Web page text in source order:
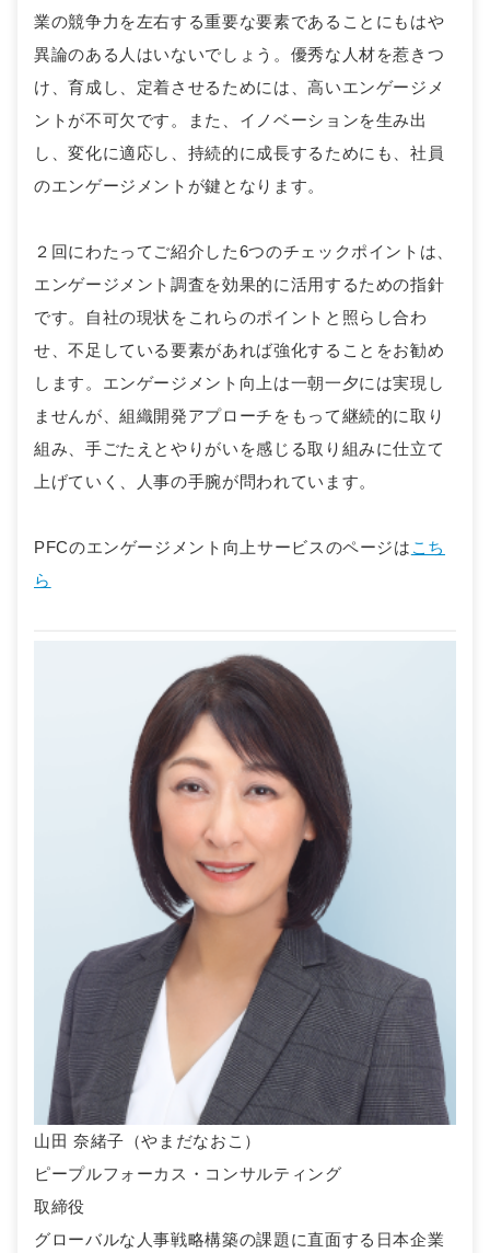
業の競争力を左右する重要な要素であることにもはや
異論のある人はいないでしょう。優秀な人材を惹きつ
け、育成し、定着させるためには、高いエンゲージメ
ントが不可欠です。また、イノベーションを生み出
し、変化に適応し、持続的に成長するためにも、社員
のエンゲージメントが鍵となります。
２回にわたってご紹介した6つのチェックポイントは、
エンゲージメント調査を効果的に活用するための指針
です。自社の現状をこれらのポイントと照らし合わ
せ、不足している要素があれば強化することをお勧め
します。エンゲージメント向上は一朝一夕には実現し
ませんが、組織開発アプローチをもって継続的に取り
組み、手ごたえとやりがいを感じる取り組みに仕立て
上げていく、人事の手腕が問われています。
PFCのエンゲージメント向上サービスのページは こち
ら
山田 奈緒子（やまだなおこ）
ピープルフォーカス・コンサルティング
取締役
グローバルな人事戦略構築の課題に直面する日本企業